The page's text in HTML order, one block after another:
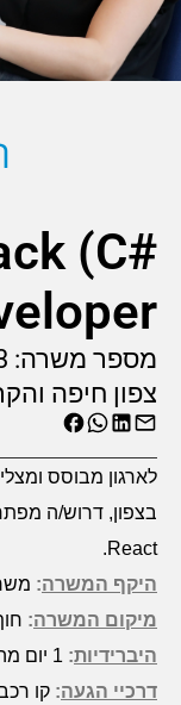
(C#
מספר משרה:
צפון חיפה
לארגון מבוסס
בצפון, דרוש/ה
React
.
היקף המשרה: משרה
מיקום המשרה:
היברידיות:
דרכיי הגעה: קו